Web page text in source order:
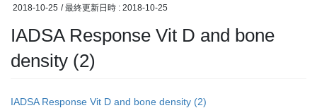
2018-10-25 / 最終更新日時 : 2018-10-25
IADSA Response Vit D and bone
density (2)
IADSA Response Vit D and bone density (2)